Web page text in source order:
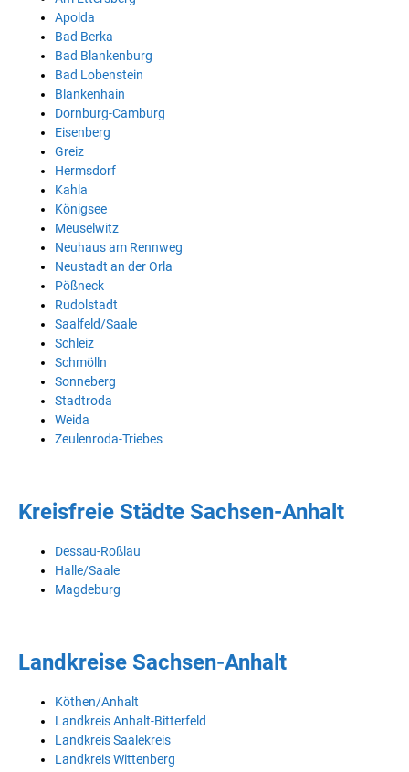
Apolda
Bad Berka
Bad Blankenburg
Bad Lobenstein
Blankenhain
Dornburg-Camburg
Eisenberg
Greiz
Hermsdorf
Kahla
Königsee
Meuselwitz
Neuhaus am Rennweg
Neustadt an der Orla
Pößneck
Rudolstadt
Saalfeld/Saale
Schleiz
Schmölln
Sonneberg
Stadtroda
Weida
Zeulenroda-Triebes
Kreisfreie Städte Sachsen-Anhalt
Dessau-Roßlau
Halle/Saale
Magdeburg
Landkreise Sachsen-Anhalt
Köthen/Anhalt
Landkreis Anhalt-Bitterfeld
Landkreis Saalekreis
Landkreis Wittenberg